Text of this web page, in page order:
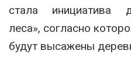
стала инициатива
леса», согласно
будут высажены